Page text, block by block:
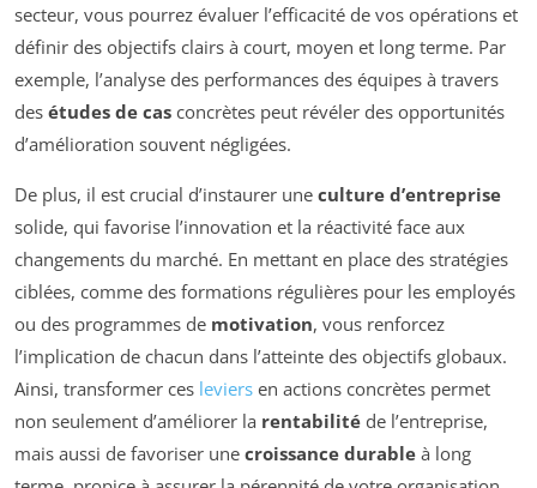
secteur, vous pourrez évaluer l’efficacité de vos opérations et
définir des objectifs clairs à court, moyen et long terme. Par
exemple, l’analyse des performances des équipes à travers
des études de cas concrètes peut révéler des opportunités
d’amélioration souvent négligées.
De plus, il est crucial d’instaurer une culture d’entreprise
solide, qui favorise l’innovation et la réactivité face aux
changements du marché. En mettant en place des stratégies
ciblées, comme des formations régulières pour les employés
ou des programmes de motivation, vous renforcez
l’implication de chacun dans l’atteinte des objectifs globaux.
Ainsi, transformer ces leviers en actions concrètes permet
non seulement d’améliorer la rentabilité de l’entreprise,
mais aussi de favoriser une croissance durable à long